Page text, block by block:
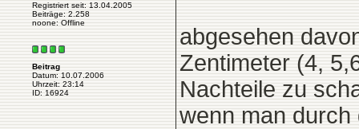
Registriert seit: 13.04.2005
Beiträge: 2.258
noone: Offline
Beitrag
Datum: 10.07.2006
Uhrzeit: 23:14
ID: 16924
abgesehen
Zentimeter (4,
Nachteile zu
wenn man